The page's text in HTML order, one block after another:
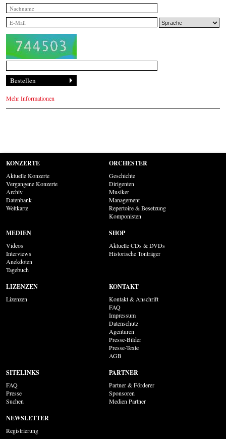
Mehr Informationen
KONZERTE
Aktuelle Konzerte
Vergangene Konzerte
Archiv
Datenbank
Weltkarte
ORCHESTER
Geschichte
Dirigenten
Musiker
Management
Repertoire & Besetzung
Komponisten
MEDIEN
Videos
Interviews
Anekdoten
Tagebuch
SHOP
Aktuelle CDs & DVDs
Historische Tonträger
LIZENZEN
Lizenzen
KONTAKT
Kontakt & Anschrift
FAQ
Impressum
Datenschutz
Agenturen
Presse-Bilder
Presse-Texte
AGB
SITELINKS
FAQ
Presse
Suchen
PARTNER
Partner & Förderer
Sponsoren
Medien Partner
NEWSLETTER
Registrierung